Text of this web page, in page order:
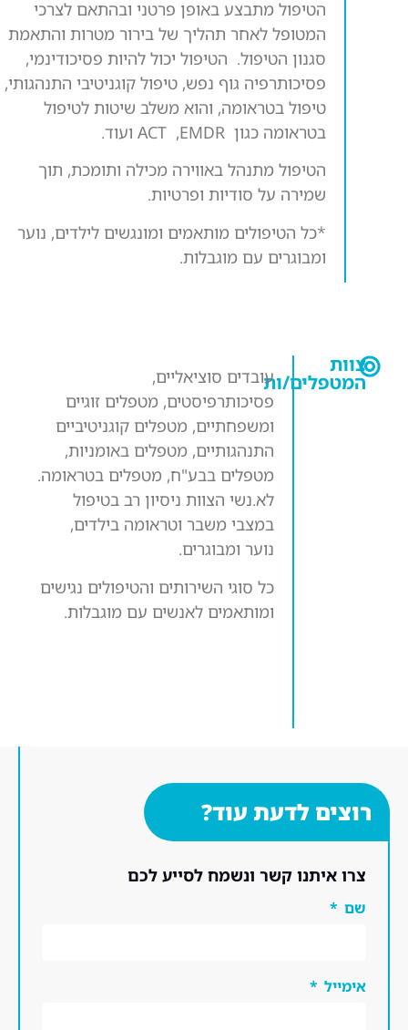
הטיפול מתבצע באופן פרטני ובהתאם לצרכי
המטופל לאחר תהליך של בירור מטרות והתאמת
סגנון הטיפול. הטיפול יכול להיות פסיכודינמי,
פסיכותרפיה גוף נפש, טיפול קוגניטיבי התנהגותי,
טיפול בטראומה, והוא משלב שיטות לטיפול
בטראומה כגון ACT ,EMDR ועוד.
הטיפול מתנהל באווירה מכילה ותומכת, תוך
שמירה על סודיות ופרטיות.
*כל הטיפולים מותאמים ומונגשים לילדים, נוער
ומבוגרים עם מוגבלות.
צוות
המטפלים/ותעובדים סוציאליים,
פסיכותרפיסטים, מטפלים זוגיים
ומשפחתיים, מטפלים קוגניטיביים
התנהגותיים, מטפלים באומניות,
מטפלים בבע"ח, מטפלים בטראומה.
לא.נשי הצוות ניסיון רב בטיפול
במצבי משבר וטראומה בילדים,
נוער ומבוגרים.
כל סוגי השירותים והטיפולים נגישים
ומותאמים לאנשים עם מוגבלות.
רוצים לדעת עוד?
צרו איתנו קשר ונשמח לסייע לכם
שם
אימייל